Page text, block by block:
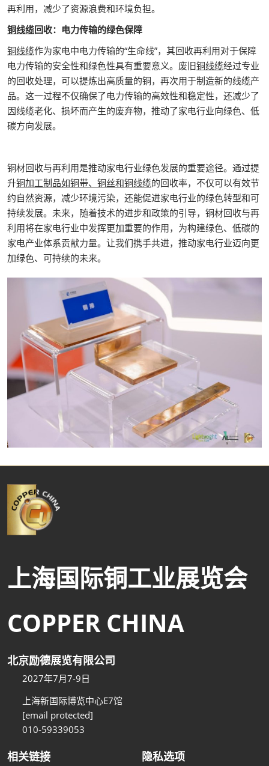
再利用，减少了资源浪费和环境负担。
铜线缆回收：电力传输的绿色保障
铜线缆作为家电中电力传输的“生命线”，其回收再利用对于保障
电力传输的安全性和绿色性具有重要意义。废旧铜线缆经过专业
的回收处理，可以提炼出高质量的铜，再次用于制造新的线缆产
品。这一过程不仅确保了电力传输的高效性和稳定性，还减少了
因线缆老化、损坏而产生的废弃物，推动了家电行业向绿色、低
碳方向发展。
铜材回收与再利用是推动家电行业绿色发展的重要途径。通过提
升铜加工制品如铜带、铜丝和铜线缆的回收率，不仅可以有效节
约自然资源，减少环境污染，还能促进家电行业的绿色转型和可
持续发展。未来，随着技术的进步和政策的引导，铜材回收与再
利用将在家电行业中发挥更加重要的作用，为构建绿色、低碳的
家电产业体系贡献力量。让我们携手共进，推动家电行业迈向更
加绿色、可持续的未来。
上海国际铜工业展览会
COPPER CHINA
北京励德展览有限公司
2027年7月7-9日
上海新国际博览中心E7馆
[email protected]
010-59339053
相关链接 隐私选项